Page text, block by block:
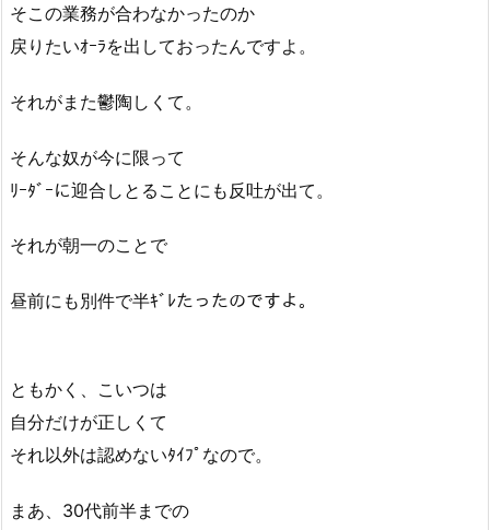
そこの業務が合わなかったのか
戻りたいｵｰﾗを出しておったんですよ。
それがまた鬱陶しくて。
そんな奴が今に限って
ﾘｰﾀﾞｰに迎合しとることにも反吐が出て。
それが朝一のことで
昼前にも別件で半ｷﾞﾚたったのですよ。
ともかく、こいつは
自分だけが正しくて
それ以外は認めないﾀｲﾌﾟなので。
まあ、30代前半までの